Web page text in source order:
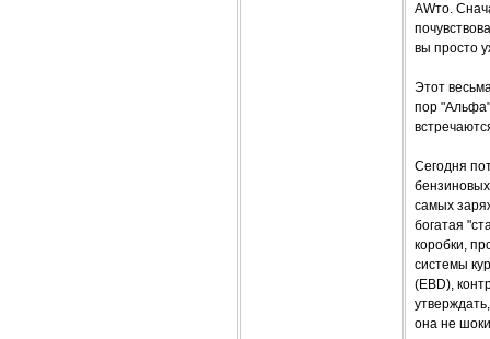
AWто.
вы просто
Этот
пор "Альфа"
Сегодня
самых
богатая
коробки,
системы
(EBD),
она не